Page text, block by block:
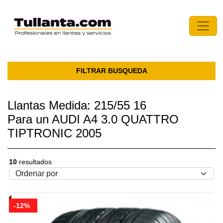
FILTRAR BUSQUEDA
Llantas Medida: 215/55 16
Para un AUDI A4 3.0 QUATTRO
TIPTRONIC 2005
10 resultados
-12%